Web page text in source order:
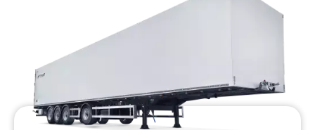
8 (800) 550-40-14
Официальный дилер
Полуприцепы рефрижераторы
Полуприцепы ломовозы
КЛИЕНТАМ